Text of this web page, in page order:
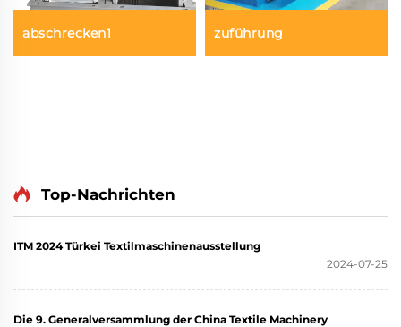
abschrecken1 zuführung
Top-Nachrichten
ITM 2024 Türkei Textilmaschinenausstellung
2024-07-25
Die 9. Generalversammlung der China Textile Machinery